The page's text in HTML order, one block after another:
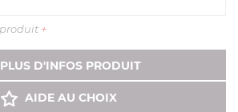
produit +
PLUS D'INFOS PRODUIT
AIDE AU CHOIX